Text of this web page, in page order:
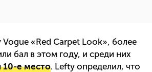
Vogue «Red Carpet Look», более
бал в этом году, и среди них
10-е место. Lefty определил, что